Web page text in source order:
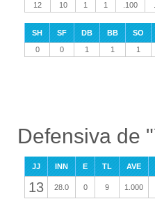
12
10 1 1 .100
SH SF DB BB
SO
0
0 1 1 1
Defensiva de
JJ INN E TL AVE
13 28.0 0 9 1.000